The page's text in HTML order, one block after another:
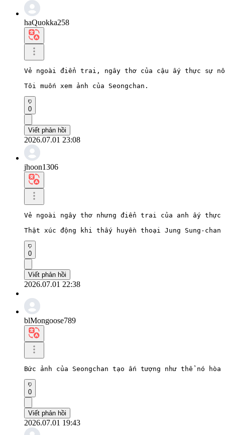
haQuokka258
Vẻ ngoài điển trai, ngây thơ của cậu ấy thực sự
Tôi muốn xem ảnh của Seongchan.
0
Viết phản hồi
2026.07.01 23:08
jhoon1306
Vẻ ngoài ngây thơ nhưng điển trai của anh ấy
Thật xúc động khi thấy huyền thoại Jung Sung-
0
Viết phản hồi
2026.07.01 22:38
blMongoose789
Bức ảnh của Seongchan tạo ấn tượng như thể nó
0
Viết phản hồi
2026.07.01 19:43